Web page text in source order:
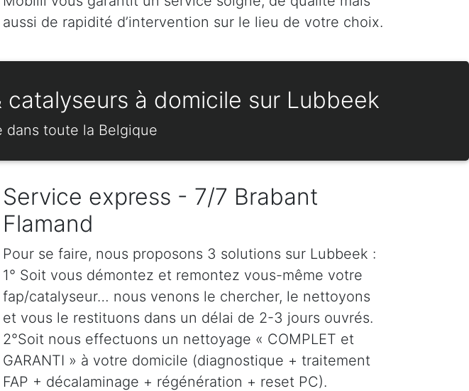
aussi de rapidité d’intervention sur le lieu de votre choix.
catalyseurs à domicile sur Lubbeek
dans toute la Belgique
Service express - 7/7 Brabant
Flamand
Pour se faire, nous proposons 3 solutions sur Lubbeek :
1° Soit vous démontez et remontez vous-même votre
fap/catalyseur… nous venons le chercher, le nettoyons
et vous le restituons dans un délai de 2-3 jours ouvrés.
2°Soit nous effectuons un nettoyage « COMPLET et
GARANTI » à votre domicile (diagnostique + traitement
FAP + décalaminage + régénération + reset PC).